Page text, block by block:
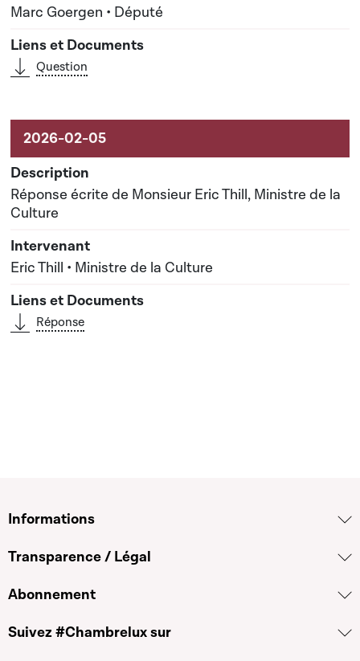
Marc Goergen • Député
Question
Réponse écrite de Monsieur Eric Thill, Ministre de la
Culture
Eric Thill • Ministre de la Culture
Réponse
Informations
Transparence / Légal
Abonnement
Suivez #Chambrelux sur